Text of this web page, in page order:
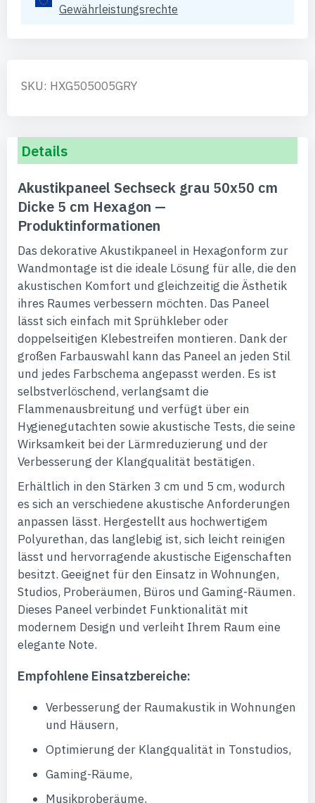
Gewährleistungsrechte
SKU: HXG505005GRY
Details
Akustikpaneel Sechseck grau 50x50 cm
Dicke 5 cm Hexagon —
Produktinformationen
Das dekorative Akustikpaneel in Hexagonform zur
Wandmontage ist die ideale Lösung für alle, die den
akustischen Komfort und gleichzeitig die Ästhetik
ihres Raumes verbessern möchten. Das Paneel
lässt sich einfach mit Sprühkleber oder
doppelseitigen Klebestreifen montieren. Dank der
großen Farbauswahl kann das Paneel an jeden Stil
und jedes Farbschema angepasst werden. Es ist
selbstverlöschend, verlangsamt die
Flammenausbreitung und verfügt über ein
Hygienegutachten sowie akustische Tests, die seine
Wirksamkeit bei der Lärmreduzierung und der
Verbesserung der Klangqualität bestätigen.
Erhältlich in den Stärken 3 cm und 5 cm, wodurch
es sich an verschiedene akustische Anforderungen
anpassen lässt. Hergestellt aus hochwertigem
Polyurethan, das langlebig ist, sich leicht reinigen
lässt und hervorragende akustische Eigenschaften
besitzt. Geeignet für den Einsatz in Wohnungen,
Studios, Proberäumen, Büros und Gaming-Räumen.
Dieses Paneel verbindet Funktionalität mit
modernem Design und verleiht Ihrem Raum eine
elegante Note.
Empfohlene Einsatzbereiche:
Verbesserung der Raumakustik in Wohnungen
und Häusern,
Optimierung der Klangqualität in Tonstudios,
Gaming-Räume,
Musikproberäume,